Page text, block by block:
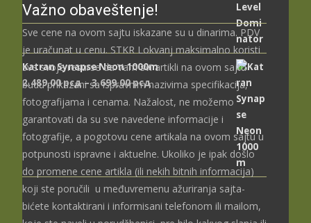
Katran Synapse Neon 1000m
2.489,00рсд – 3.699,00рсдРаспон
цена:
2.489,00 рсд
3.699,00 рсд
Važno obaveštenje!
Sve cene na ovom sajtu iskazane su u dinarima. PDV
je uračunat u cenu. STKR Lokvanj maksimalno koristi
sve svoje resurse da Vam svi artikli na ovom sajtu
budu prikazani sa ispravnim nazivima specifikacija,
fotografijama i cenama. Nažalost, ne možemo
garantovati da su sve navedene informacije i
fotografije, a pogotovu cene artikala na ovom sajtu u
potpunosti ispravne i aktuelne. Ukoliko je ipak došlo
do promene cene artikla (ili nekih bitnih informacija)
koji ste poručili u međuvremenu ažuriranja sajta-
bićete kontaktirani i informisani telefonom ili mailom,